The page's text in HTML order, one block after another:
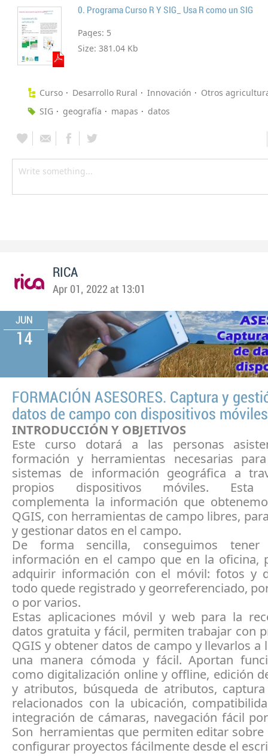
0. Programa Curso R Y SIG_ Usa R como un SIG
Pages: 5
Size: 381.04 Kb
Curso Desarrollo Rural Innovación
Otros
SIG
geografía mapas datos
RICA
Apr 01, 2022 at 13:01
JUN
14
FORMACIÓN ASESORES. Captura y
datos de campo con dispositivos
INTRODUCCIÓN Y OBJETIVOS
Este curso dotará a las personas
formación y herramientas necesarias
sistemas de información geográfica a
propios dispositivos móviles. Esta
complementa la información que
QGIS, con herramientas de campo libres,
y gestionar datos en el campo.
De forma sencilla, conseguimos
información en el campo que en la oficina,
adquirir información con el móvil: fotos y
todo quede registrado y georreferenciado,
o por varios.
Estas aplicaciones móvil y web para la
datos gratuita y fácil, permiten trabajar con
QGIS y obtener datos de campo y llevarlos a
una manera cómoda y fácil. Aportan
como digitalización online y offline, edición
y atributos, búsqueda de atributos,
relacionados con la ubicación,
integración de cámaras, navegación fácil
Son herramientas que permiten editar sobre
configurar proyectos fácilmente desde el